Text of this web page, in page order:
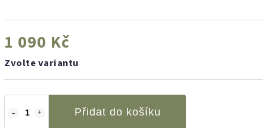
1 090 Kč
Zvolte variantu
Přidat do košíku